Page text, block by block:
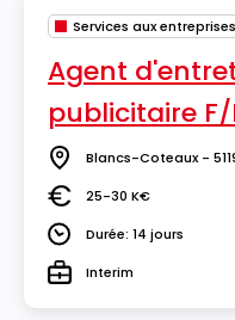
Services aux entreprises
Agent
publicitaire F/
Lieu Blancs-Coteaux -
Salaire25-30 K€
DuréeDurée: 14 jours
TypeInterim